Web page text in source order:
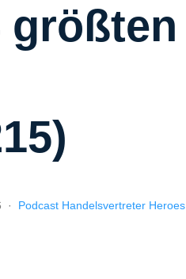
größten
· Podcast Handelsvertreter Heroes